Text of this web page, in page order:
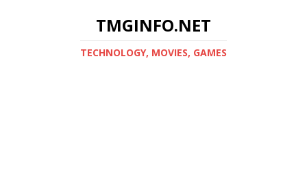
TMGINFO.NET
ТECHNOLOGY, MOVIES, GAMES